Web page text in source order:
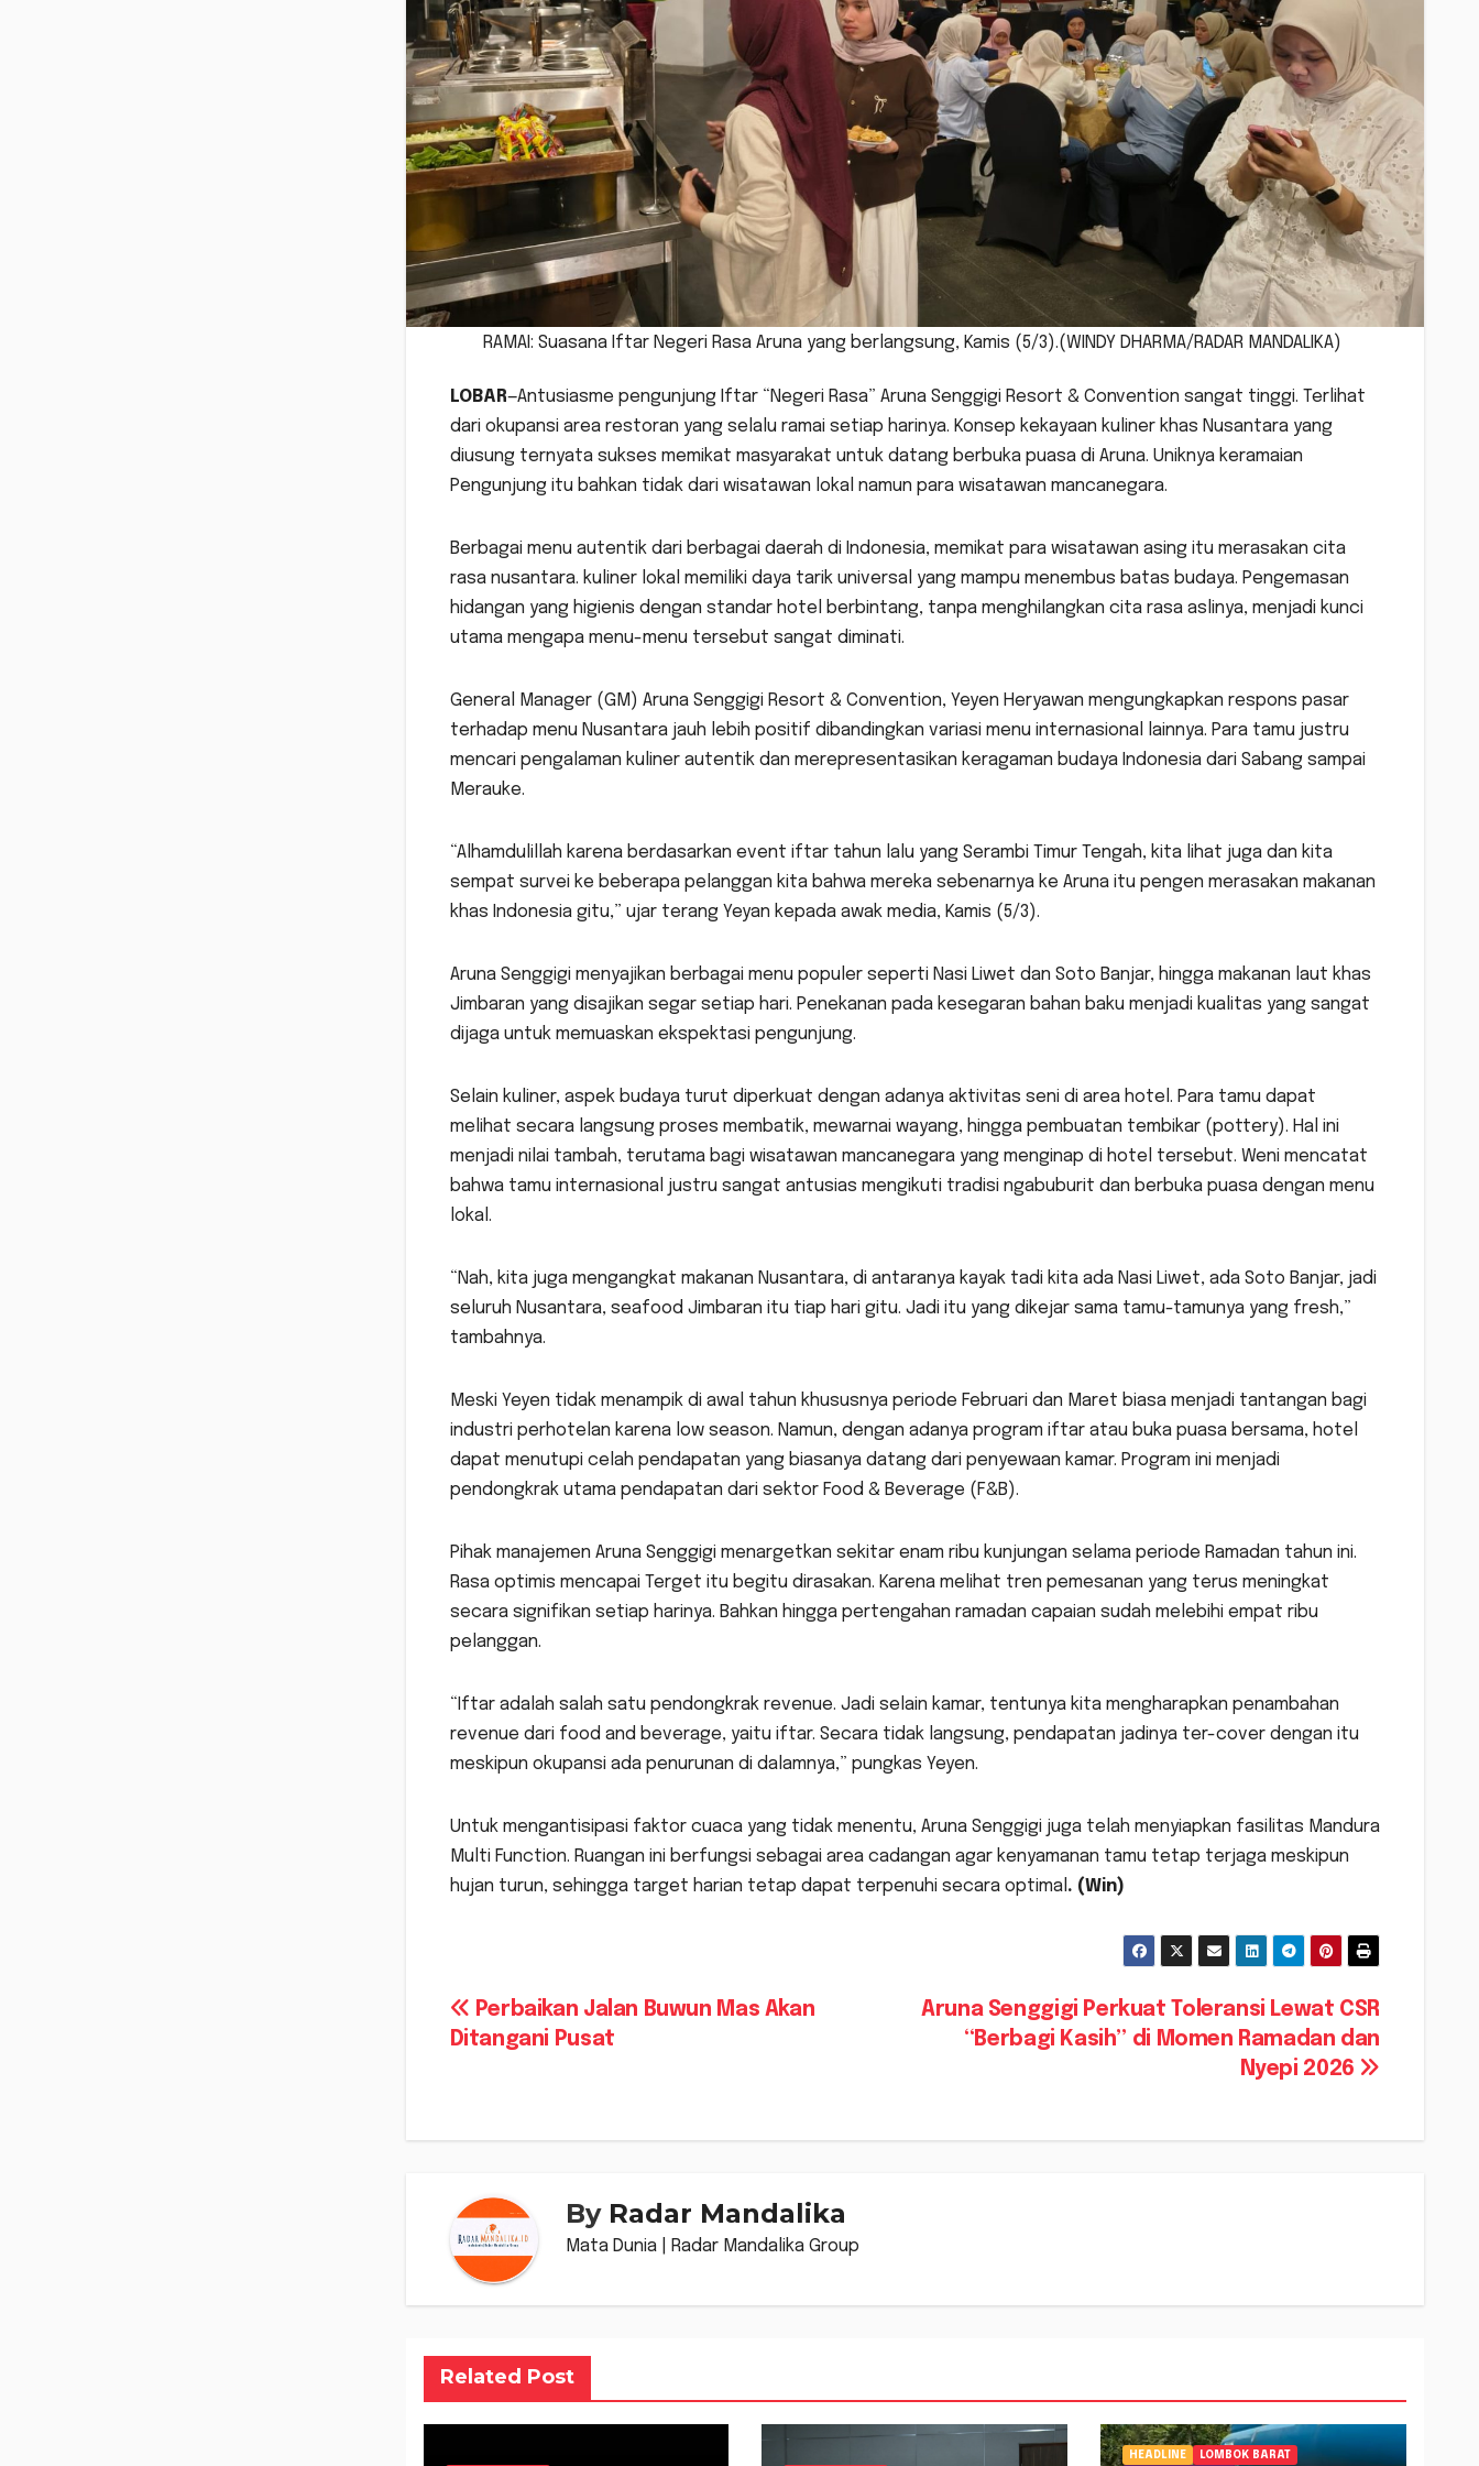
RAMAI: Suasana Iftar Negeri Rasa Aruna yang berlangsung, Kamis (5/3).(WINDY DHARMA/RADAR MANDALIKA)
LOBAR—Antusiasme pengunjung Iftar “Negeri Rasa” Aruna Senggigi Resort & Convention sangat tinggi. Terlihat
dari okupansi area restoran yang selalu ramai setiap harinya. Konsep kekayaan kuliner khas Nusantara yang
diusung ternyata sukses memikat masyarakat untuk datang berbuka puasa di Aruna. Uniknya keramaian
Pengunjung itu bahkan tidak dari wisatawan lokal namun para wisatawan mancanegara.
Berbagai menu autentik dari berbagai daerah di Indonesia, memikat para wisatawan asing itu merasakan cita
rasa nusantara. kuliner lokal memiliki daya tarik universal yang mampu menembus batas budaya. Pengemasan
hidangan yang higienis dengan standar hotel berbintang, tanpa menghilangkan cita rasa aslinya, menjadi kunci
utama mengapa menu-menu tersebut sangat diminati.
General Manager (GM) Aruna Senggigi Resort & Convention, Yeyen Heryawan mengungkapkan respons pasar
terhadap menu Nusantara jauh lebih positif dibandingkan variasi menu internasional lainnya. Para tamu justru
mencari pengalaman kuliner autentik dan merepresentasikan keragaman budaya Indonesia dari Sabang sampai
Merauke.
“Alhamdulillah karena berdasarkan event iftar tahun lalu yang Serambi Timur Tengah, kita lihat juga dan kita
sempat survei ke beberapa pelanggan kita bahwa mereka sebenarnya ke Aruna itu pengen merasakan makanan
khas Indonesia gitu,” ujar terang Yeyan kepada awak media, Kamis (5/3).
Aruna Senggigi menyajikan berbagai menu populer seperti Nasi Liwet dan Soto Banjar, hingga makanan laut khas
Jimbaran yang disajikan segar setiap hari. Penekanan pada kesegaran bahan baku menjadi kualitas yang sangat
dijaga untuk memuaskan ekspektasi pengunjung.
Selain kuliner, aspek budaya turut diperkuat dengan adanya aktivitas seni di area hotel. Para tamu dapat
melihat secara langsung proses membatik, mewarnai wayang, hingga pembuatan tembikar (pottery). Hal ini
menjadi nilai tambah, terutama bagi wisatawan mancanegara yang menginap di hotel tersebut. Weni mencatat
bahwa tamu internasional justru sangat antusias mengikuti tradisi ngabuburit dan berbuka puasa dengan menu
lokal.
“Nah, kita juga mengangkat makanan Nusantara, di antaranya kayak tadi kita ada Nasi Liwet, ada Soto Banjar, jadi
seluruh Nusantara, seafood Jimbaran itu tiap hari gitu. Jadi itu yang dikejar sama tamu-tamunya yang fresh,”
tambahnya.
Meski Yeyen tidak menampik di awal tahun khususnya periode Februari dan Maret biasa menjadi tantangan bagi
industri perhotelan karena low season. Namun, dengan adanya program iftar atau buka puasa bersama, hotel
dapat menutupi celah pendapatan yang biasanya datang dari penyewaan kamar. Program ini menjadi
pendongkrak utama pendapatan dari sektor Food & Beverage (F&B).
Pihak manajemen Aruna Senggigi menargetkan sekitar enam ribu kunjungan selama periode Ramadan tahun ini.
Rasa optimis mencapai Terget itu begitu dirasakan. Karena melihat tren pemesanan yang terus meningkat
secara signifikan setiap harinya. Bahkan hingga pertengahan ramadan capaian sudah melebihi empat ribu
pelanggan.
“Iftar adalah salah satu pendongkrak revenue. Jadi selain kamar, tentunya kita mengharapkan penambahan
revenue dari food and beverage, yaitu iftar. Secara tidak langsung, pendapatan jadinya ter-cover dengan itu
meskipun okupansi ada penurunan di dalamnya,” pungkas Yeyen.
Untuk mengantisipasi faktor cuaca yang tidak menentu, Aruna Senggigi juga telah menyiapkan fasilitas Mandura
Multi Function. Ruangan ini berfungsi sebagai area cadangan agar kenyamanan tamu tetap terjaga meskipun
hujan turun, sehingga target harian tetap dapat terpenuhi secara optimal . (Win)
Navigasi
pos
Aruna Senggigi Perkuat Toleransi Lewat CSR
“Berbagi Kasih” di Momen Ramadan dan
Nyepi 2026
Perbaikan Jalan Buwun Mas Akan
Ditangani Pusat
By Radar Mandalika
Mata Dunia | Radar Mandalika Group
Related Post
HEADLINE
LOMBOK BARAT